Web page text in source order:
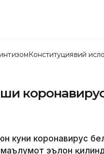
Конституциявий
куни коронавирус
маълумот эълон